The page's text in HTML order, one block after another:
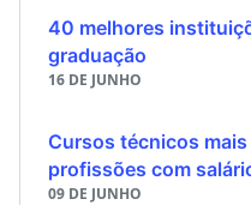
40 melhores
graduação
16 DE JUNHO
Cursos técnicos
profissões com
09 DE JUNHO